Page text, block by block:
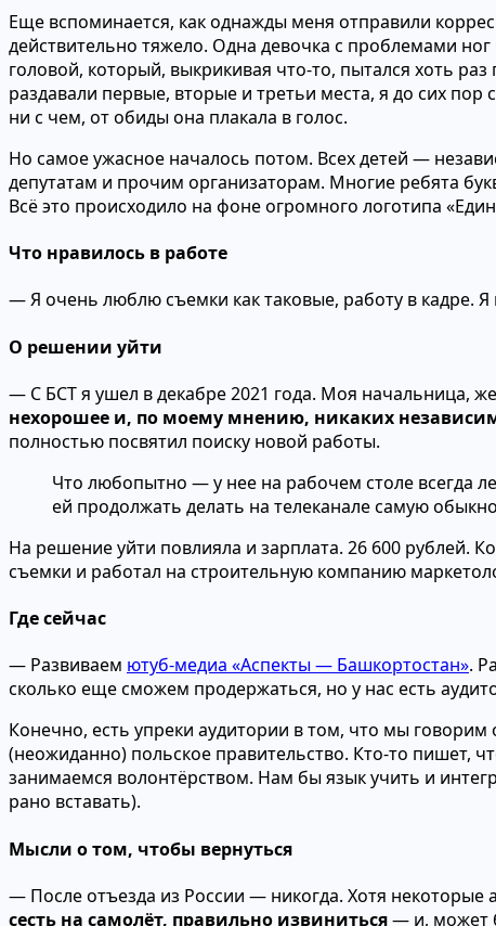
Еще вспоминается, как однажды меня отправили
действительно тяжело. Одна девочка с проблемами
головой, который, выкрикивая что-то, пытался хоть
раздавали первые, вторые и третьи места, я до сих
ни с чем, от обиды она плакала в голос.
Но самое ужасное началось потом. Всех детей —
депутатам и прочим организаторам. Многие ребята
Всё это происходило на фоне огромного логотипа
Что нравилось в работе
— Я очень люблю съемки как таковые, работу в кадре.
О решении уйти
— С БСТ я ушел в декабре 2021 года. Моя начальница,
нехорошее и, по моему мнению, никаких
полностью посвятил поиску новой работы.
Что любопытно — у нее на рабочем столе всегда
ей продолжать делать на телеканале самую
На решение уйти повлияла и зарплата. 26 600 рублей.
съемки и работал на строительную компанию
Где сейчас
— Развиваем ютуб-медиа «Аспекты — Башкортостан».
сколько еще сможем продержаться, но у нас есть
Конечно, есть упреки аудитории в том, что мы
(неожиданно) польское правительство. Кто-то пишет,
занимаемся волонтёрством. Нам бы язык учить и
рано вставать).
Мысли о том, чтобы вернуться
— После отъезда из России — никогда. Хотя некоторые
сесть на самолёт, правильно извиниться— и, может